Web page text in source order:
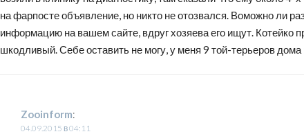
на фарпосте объявление, но никто не отозвался. Воможно ли
информацию на вашем сайте, вдруг хозяева его ищут. Котейко
шкодливый. Себе оставить не могу, у меня 9 той-терьеров дома
Zooinform:
04.09.2015 в 04:11